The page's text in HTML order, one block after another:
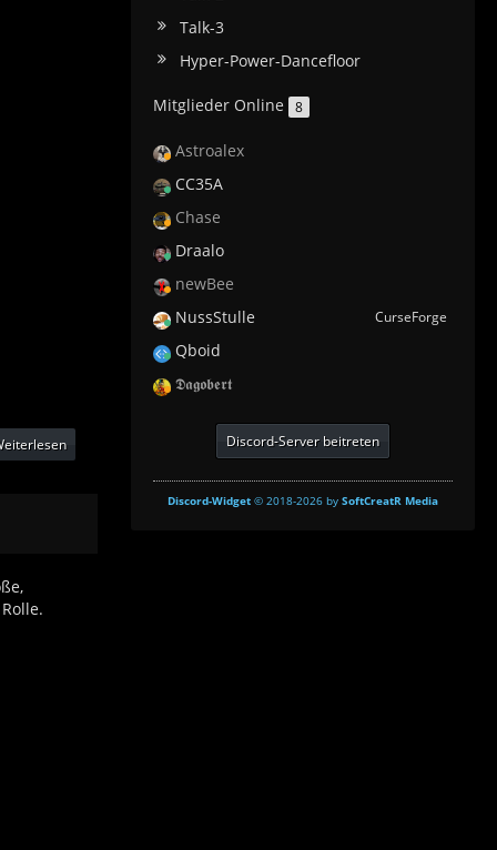
Talk-3
Hyper-Power-Dancefloor
Mitglieder Online 8
Astroalex
CC35A
Chase
Draalo
newBee
NussStulle
CurseForge
Qboid
𝕯𝖆𝖌𝖔𝖇𝖊𝖗𝖙
Discord-Server beitreten
Discord-Widget © 2018-2026 by SoftCreatR Media